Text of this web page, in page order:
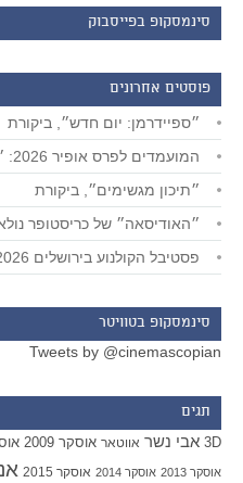
סינמסקופ בפייסבוק
פוסטים אחרונים
״ספיידרמן: יום חדש״, ביקורת
המועמדים לפרס אופיר 2026: ״עצמאות״ מוביל
״תיכון מגשימים״, ביקורת
״האודיסאה״ של כריסטופר
פסטיבל הקולנוע בירושלים 2026: שמונה או תשע המלצות
סינמסקופ בטוויטר
Tweets by @cinemascopian
תגים
3D אבי נשר אווטאר אוסקר 2009
אוסקר 2013 אוסקר 2014 אוסקר 2015